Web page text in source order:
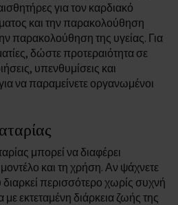
για τον καρδιακό
και την παρακολούθηση
παρακολούθηση της υγείας. Για
δώστε προτεραιότητα σε
υπενθυμίσεις και
να παραμείνετε οργανωμένοι
μπορεί να διαφέρει
και τη χρήση. Αν ψάχνετε
περισσότερο χωρίς συχνή
με εκτεταμένη διάρκεια ζωής της